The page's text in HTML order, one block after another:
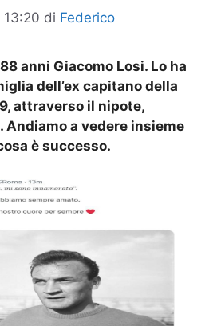
di Federico
88 anni Giacomo Losi. Lo ha
dell’ex capitano della
attraverso il nipote,
Andiamo a vedere insieme
è successo.